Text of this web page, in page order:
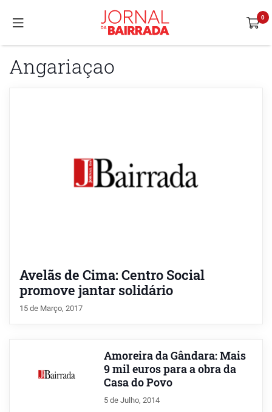
Angariaçao
Avelãs de Cima: Centro Social
promove jantar solidário
15 de Março, 2017
Amoreira da Gândara: Mais
9 mil euros para a obra da
Casa do Povo
5 de Julho, 2014